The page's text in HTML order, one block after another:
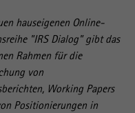
hauseigenen Online-
"IRS Dialog" gibt das
Rahmen für die
von
Working Papers
Positionierungen in